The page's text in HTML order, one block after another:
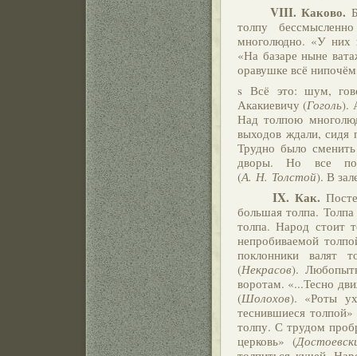
VIII. Каково.
толпу
многолюдно. «У них
«На базаре ныне
оравушке всё
s Всё это: шум,
Акакиевичу (Гоголь).
Над толпою
выходов ждали, сидя
Трудно было
дворы. Но все
(А. Н. Толстой). В
IX. Как.
большая толпа.
толпа. Народ стоит
непробиваемой
поклонники валят
(Некрасов).
воротам. «...Тесно
(Шолохов). «Роты
теснившиеся
толпу. С трудом
церковь» (